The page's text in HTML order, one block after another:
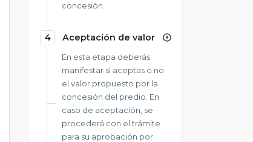
concesión.
4 Aceptación de valor arrow_circle_up
En esta etapa deberás
manifestar si aceptas o no
el valor propuesto por la
concesión del predio. En
caso de aceptación, se
procederá con el trámite
para su aprobación por